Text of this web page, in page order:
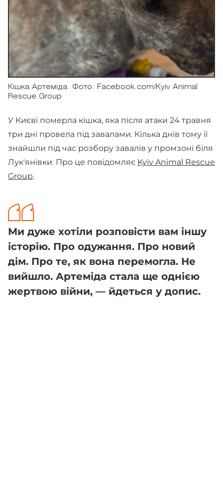
Кішка Артеміда. Фото: Facebook.com/Kyiv Animal
Rescue Group
У Києві померла кішка, яка після атаки 24 травня
три дні провела під завалами. Кілька днів тому її
знайшли під час розбору завалів у промзоні біля
Лук'янівки. Про це повідомляє Kyiv Animal Rescue
Group.
Ми дуже хотіли розповісти вам іншу
історію. Про одужання. Про новий
дім. Про те, як вона перемогла. Не
вийшло. Артеміда стала ще однією
жертвою війни, — йдеться у допис.